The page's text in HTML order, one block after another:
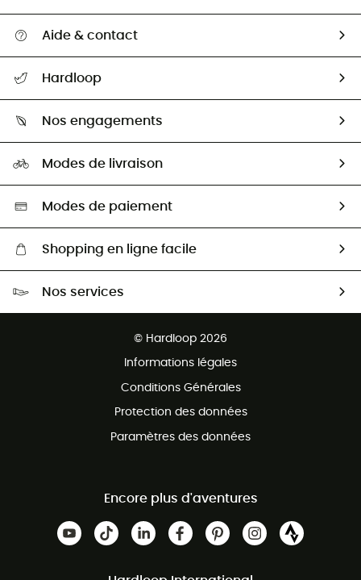
Aide & contact
Retour & remboursement
Guide des tailles
Seconde Main
Aide & Contact
Hardloop
HardGuides
Nos engagements
Sélection éco-responsable
Modes de livraison
Modes de paiement
Shopping en ligne facile
Nos services
© Hardloop 2026
Informations légales
Conditions Générales
Protection des données
Paramètres des données
Encore plus d'aventures